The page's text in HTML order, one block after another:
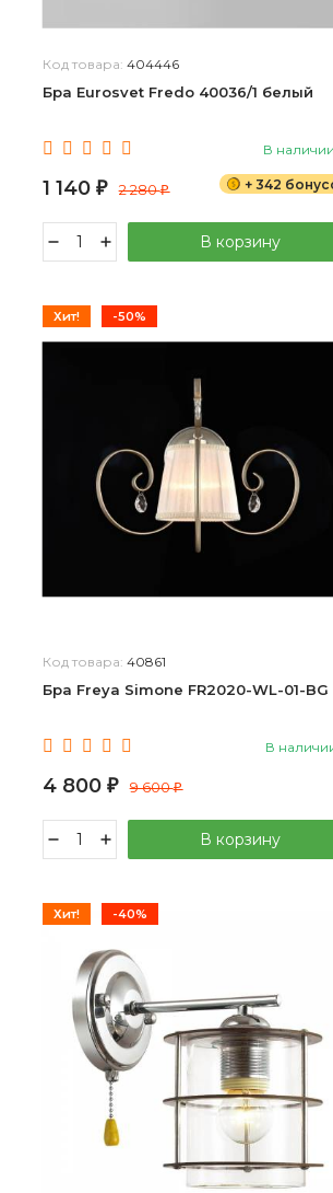
Код товара: 404446
Бра Eurosvet Fredo 40036/1 белый
В
1 140 ₽ 2 280₽ + 342
В корзину
Хит! -50%
Код товара: 40861
Бра Freya Simone FR2020-WL-01-BG
В
4 800 ₽ 9 600₽
В корзину
Хит! -40%